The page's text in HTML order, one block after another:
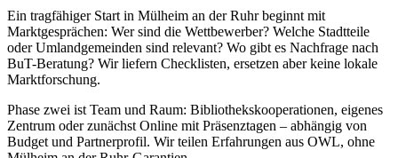
Ein tragfähiger Start in Mülheim an der Ruhr beginnt mit
Marktgesprächen: Wer sind die Wettbewerber? Welche Stadtteile
oder Umlandgemeinden sind relevant? Wo gibt es Nachfrage nach
BuT-Beratung? Wir liefern Checklisten, ersetzen aber keine lokale
Marktforschung.
Phase zwei ist Team und Raum: Bibliothekskooperationen, eigenes
Zentrum oder zunächst Online mit Präsenztagen – abhängig von
Budget und Partnerprofil. Wir teilen Erfahrungen aus OWL, ohne